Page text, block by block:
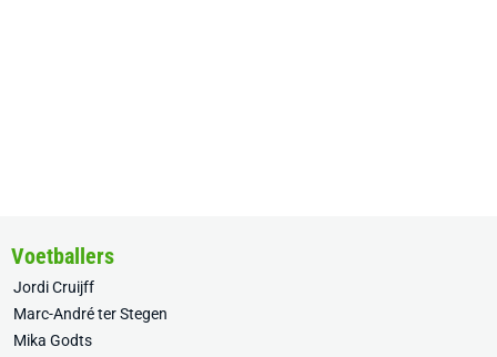
Voetballers
Jordi Cruijff
Marc-André ter Stegen
Mika Godts